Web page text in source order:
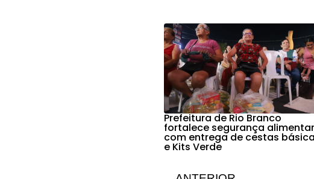
Prefeitura de Rio Branco
fortalece segurança alimentar
com entrega de cestas
e Kits Verde